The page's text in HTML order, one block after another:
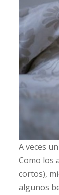
A veces
Como los
cortos),
algunos